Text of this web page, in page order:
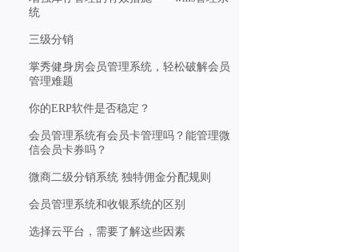
统
三级分销
掌秀健身房会员管理系统，轻松破解会员
管理难题
你的ERP软件是否稳定？
会员管理系统有会员卡管理吗？能管理微
信会员卡券吗？
微商二级分销系统 独特佣金分配规则
会员管理系统和收银系统的区别
选择云平台，需要了解这些因素